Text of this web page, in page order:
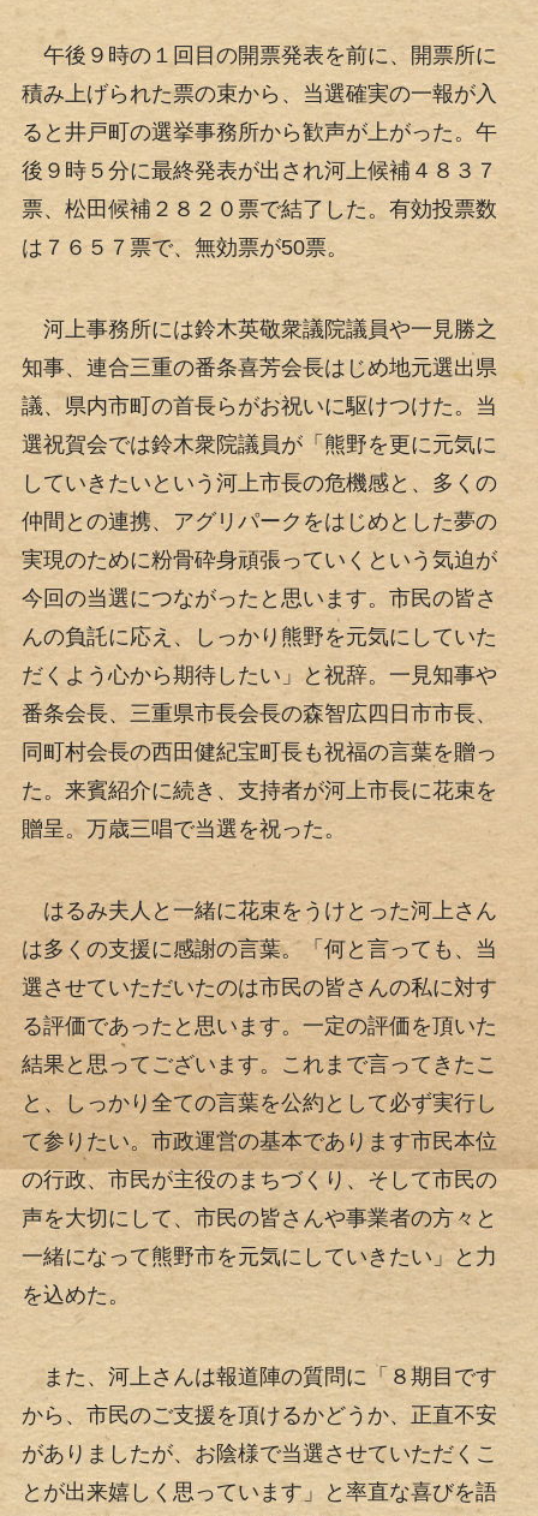
午後９時の１回目の開票発表を前に、開票所に
積み上げられた票の束から、当選確実の一報が入
ると井戸町の選挙事務所から歓声が上がった。午
後９時５分に最終発表が出され河上候補４８３７
票、松田候補２８２０票で結了した。有効投票数
は７６５７票で、無効票が50票。
河上事務所には鈴木英敬衆議院議員や一見勝之
知事、連合三重の番条喜芳会長はじめ地元選出県
議、県内市町の首長らがお祝いに駆けつけた。当
選祝賀会では鈴木衆院議員が「熊野を更に元気に
していきたいという河上市長の危機感と、多くの
仲間との連携、アグリパークをはじめとした夢の
実現のために粉骨砕身頑張っていくという気迫が
今回の当選につながったと思います。市民の皆さ
んの負託に応え、しっかり熊野を元気にしていた
だくよう心から期待したい」と祝辞。一見知事や
番条会長、三重県市長会長の森智広四日市市長、
同町村会長の西田健紀宝町長も祝福の言葉を贈っ
た。来賓紹介に続き、支持者が河上市長に花束を
贈呈。万歳三唱で当選を祝った。
はるみ夫人と一緒に花束をうけとった河上さん
は多くの支援に感謝の言葉。「何と言っても、当
選させていただいたのは市民の皆さんの私に対す
る評価であったと思います。一定の評価を頂いた
結果と思ってございます。これまで言ってきたこ
と、しっかり全ての言葉を公約として必ず実行し
て参りたい。市政運営の基本であります市民本位
の行政、市民が主役のまちづくり、そして市民の
声を大切にして、市民の皆さんや事業者の方々と
一緒になって熊野市を元気にしていきたい」と力
を込めた。
また、河上さんは報道陣の質問に「８期目です
から、市民のご支援を頂けるかどうか、正直不安
がありましたが、お陰様で当選させていただくこ
とが出来嬉しく思っています」と率直な喜びを語